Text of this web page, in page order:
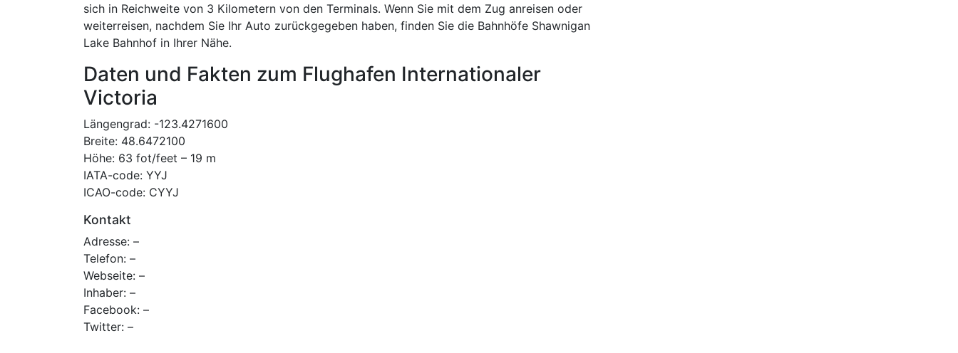
sich in Reichweite von 3 Kilometern von den Terminals. Wenn Sie mit dem Zug anreisen oder
weiterreisen, nachdem Sie Ihr Auto zurückgegeben haben, finden Sie die Bahnhöfe Shawnigan
Lake Bahnhof in Ihrer Nähe.
Daten und Fakten zum Flughafen Internationaler
Victoria
Längengrad: -123.4271600
Breite: 48.6472100
Höhe: 63 fot/feet – 19 m
IATA-code: YYJ
ICAO-code: CYYJ
Kontakt
Adresse: –
Telefon: –
Webseite: –
Inhaber: –
Facebook: –
Twitter: –